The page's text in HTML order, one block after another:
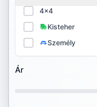
GT Radial
Habilead
4x4
Kisteher
Személy
Ár